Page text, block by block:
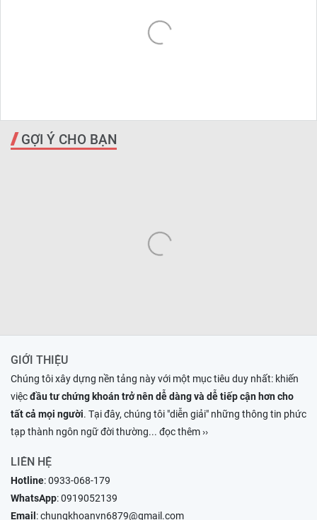
GỢI Ý CHO BẠN
GIỚI THIỆU
Chúng tôi xây dựng nền tảng này với một mục tiêu duy nhất: khiến
việcđầu tư chứng khoán trở nên dễ dàng và dễ tiếp cận hơn cho
tất cả mọi người. Tại đây, chúng tôi "diễn giải" những thông tin phức
tạp thành ngôn ngữ đời thường... đọc thêm ››
LIÊN HỆ
Hotline:0933-068-179
WhatsApp:0919052139
Email :chungkhoanvn6879@gmail.com